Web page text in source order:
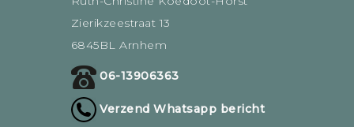
Zierikzeestraat 13
6845BL Arnhem
06-13906363
Verzend Whatsapp bericht